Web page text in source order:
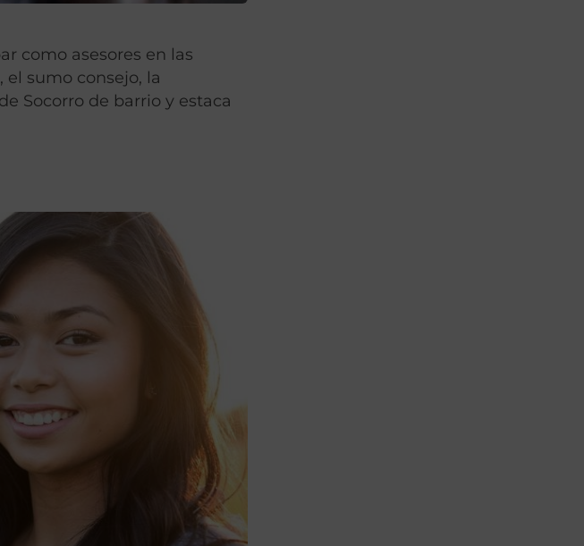
como asesores en las
sumo consejo, la
Socorro de barrio y estaca